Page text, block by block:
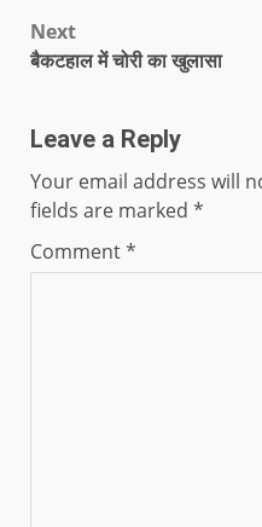
Next
बैकटहाल में चोरी का खुलासा
Leave a Reply
Your email address will
fields are marked *
Comment*